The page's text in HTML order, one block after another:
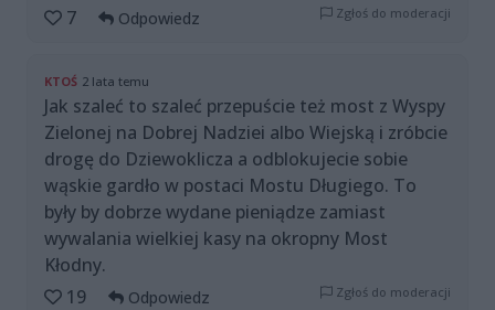
7
Odpowiedz Zgłoś do moderacji
KTOŚ 2 lata temu
Jak szaleć to szaleć przepuście też most z Wyspy
Zielonej na Dobrej Nadziei albo Wiejską i zróbcie
drogę do Dziewoklicza a odblokujecie sobie
wąskie gardło w postaci Mostu Długiego. To
były by dobrze wydane pieniądze zamiast
wywalania wielkiej kasy na okropny Most
Kłodny.
19
Odpowiedz Zgłoś do moderacji